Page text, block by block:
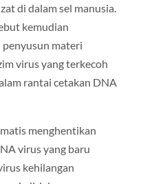
di dalam sel manusia.
kemudian
penyusun materi
virus yang terkecoh
rantai cetakan DNA
menghentikan
virus yang baru
kehilangan